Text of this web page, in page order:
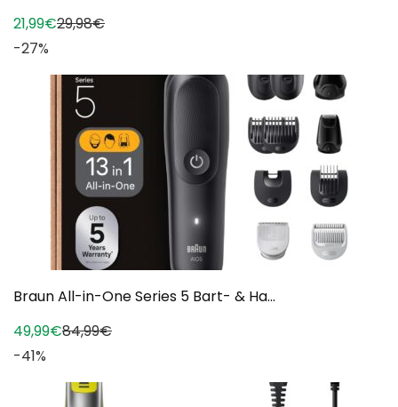
21,99€29,98€
-27%
Braun All-in-One Series 5 Bart- & Ha...
49,99€84,99€
-41%